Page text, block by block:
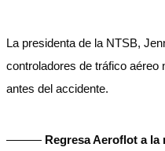
La presidenta de la NTSB,
controladores de tráfico aéreo
antes del accidente.
——— Regresa Aeroflot a la